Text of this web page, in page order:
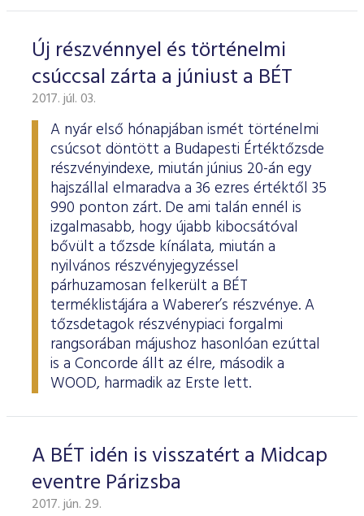
Új részvénnyel és történelmi
csúccsal zárta a júniust a BÉT
2017. júl. 03.
A nyár első hónapjában ismét történelmi
csúcsot döntött a Budapesti Értéktőzsde
részvényindexe, miután június 20-án egy
hajszállal elmaradva a 36 ezres értéktől 35
990 ponton zárt. De ami talán ennél is
izgalmasabb, hogy újabb kibocsátóval
bővült a tőzsde kínálata, miután a
nyilvános részvényjegyzéssel
párhuzamosan felkerült a BÉT
terméklistájára a Waberer’s részvénye. A
tőzsdetagok részvénypiaci forgalmi
rangsorában májushoz hasonlóan ezúttal
is a Concorde állt az élre, második a
WOOD, harmadik az Erste lett.
A BÉT idén is visszatért a Midcap
eventre Párizsba
2017. jún. 29.